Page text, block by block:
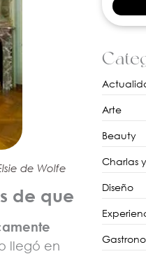
de Wolfe
de que
llegó en
Arte
Beauty
Charlas
Diseño